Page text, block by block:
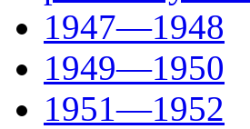
1947—1948
1949—1950
1951—1952